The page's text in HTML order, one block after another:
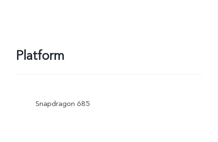
Platform
Snapdragon 685